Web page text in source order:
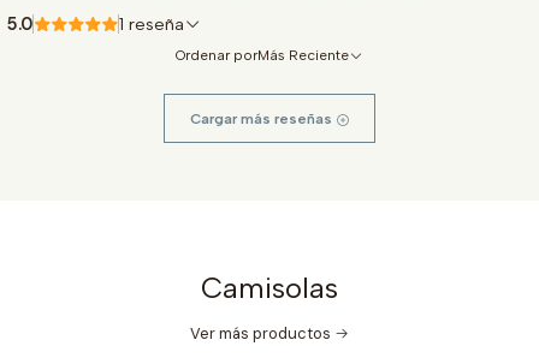
5.0 1 reseña
Ordenar porMás Reciente
Cargar más reseñas
Camisolas
Ver más productos